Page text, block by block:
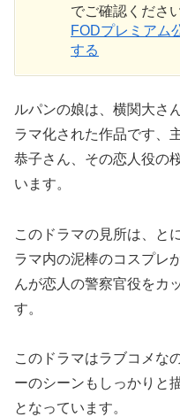
でご確認ください
FODプレミアム
する
ルパンの娘は、横関大さ
ラマ化された作品です、
恭子さん、その恋人役の
います。
このドラマの見所は、と
ラマ内の泥棒のコスプレ
んが恋人の警察官役をカ
す。
このドラマはラブコメな
ーのシーンもしっかりと
となっています。